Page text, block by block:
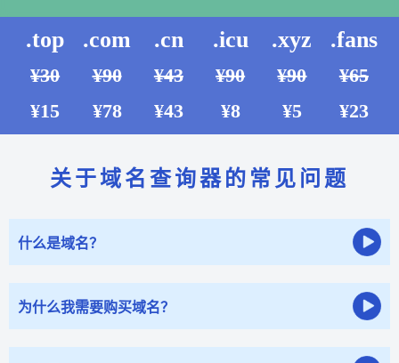
.top
¥30
¥15
.com
¥90
¥78
.cn
¥43
¥43
.icu
¥90
¥8
.xyz
¥90
¥5
.fans
¥65
¥23
关于域名查询器的常见问题
什么是域名？
为什么我需要购买域名？